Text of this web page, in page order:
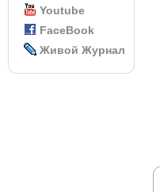
Youtube
FaceBook
Живой Журнал